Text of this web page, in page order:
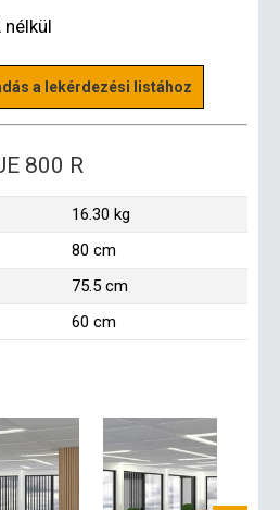
nélkül
a lekérdezési listához
800 R
16.30 kg
80 cm
75.5 cm
60 cm